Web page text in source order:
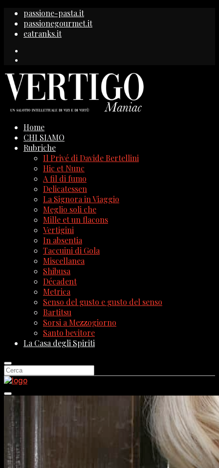
passione-pasta.it
passionegourmet.it
eatranks.it
Home
CHI SIAMO
Rubriche
Il Privé di Davide Bertellini
Hic et Nunc
A fil di fumo
Delicatessen
La Signora in Viaggio
Meglio soli che
Mille et un flacons
Vertigini
In absentia
Taccuini di Gola
Miscellanea
Shibusa
Décadent
Metrica
Senso del gusto e gusto del senso
Bartitsu
Sorsi a Mezzogiorno
Santo bevitore
La Casa degli Spiriti